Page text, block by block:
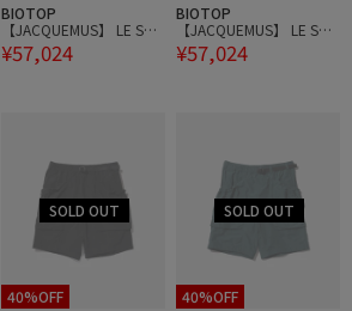
BIOTOP
【JACQUEMUS】 LE SHO
RT PASTRO
¥57,024
BIOTOP
【JACQUEMUS】 LE SHO
RT PASTRO
¥57,024
40%OFF
40%OFF